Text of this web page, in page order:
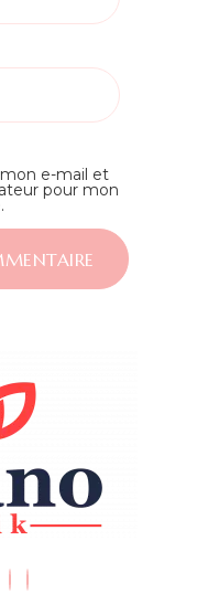
e-mail et
pour mon